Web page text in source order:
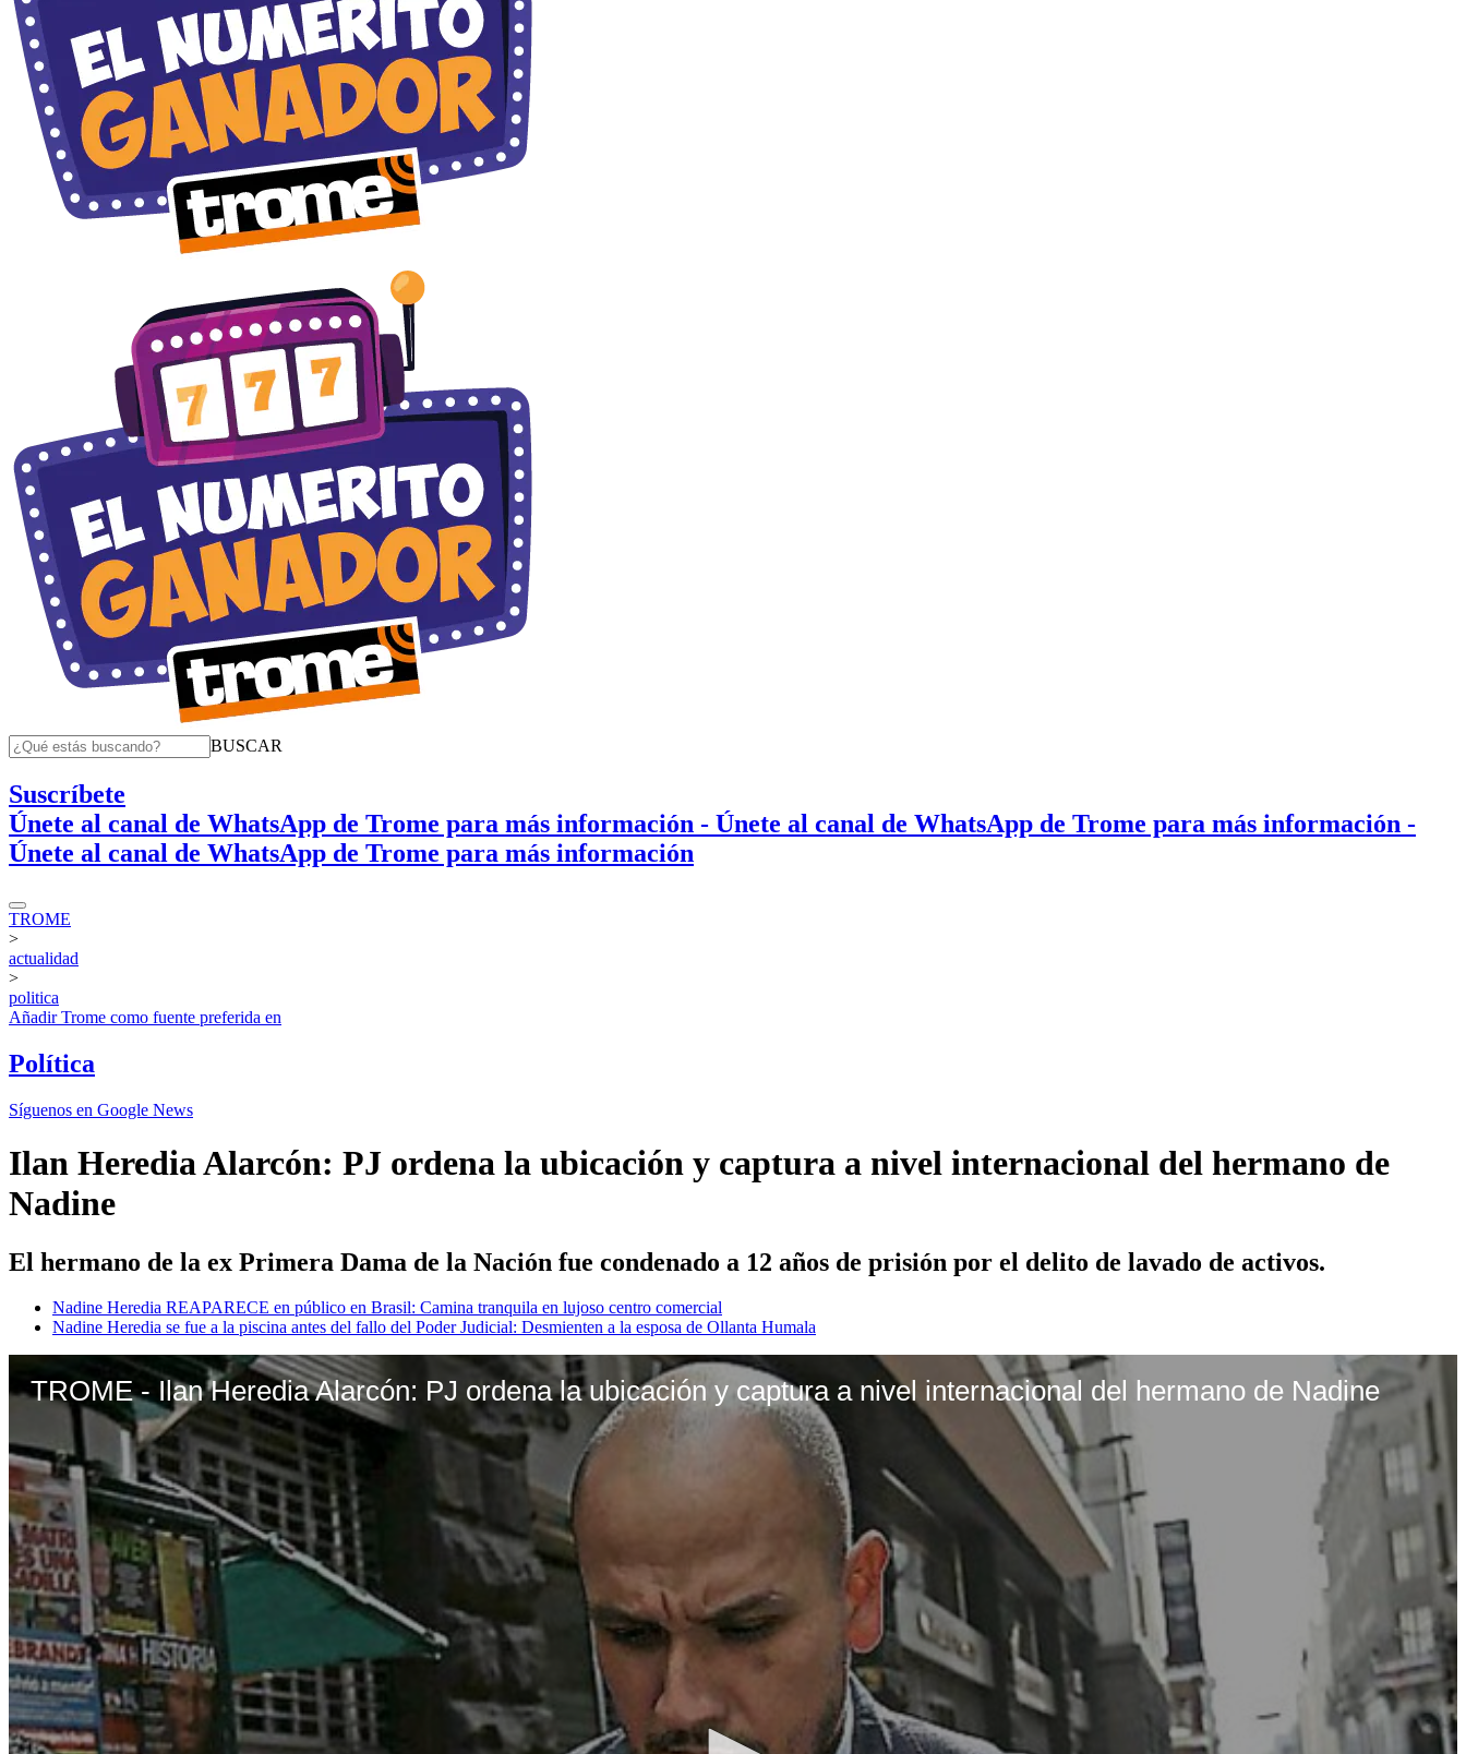
BUSCAR
Suscríbete
Únete al canal de WhatsApp de Trome para más información - Únete al canal de WhatsApp de Trome para más información -
Únete al canal de WhatsApp de Trome para más información
TROME
>
actualidad
>
politica
AñadirTrome como fuente preferida en
Política
Síguenos en Google News
Ilan Heredia Alarcón: PJ ordena la ubicación y captura a nivel internacional del hermano de
Nadine
El hermano de la ex Primera Dama de la Nación fue condenado a 12 años de prisión por el delito de lavado de activos.
Nadine Heredia REAPARECE en público en Brasil: Camina tranquila en lujoso centro comercial
Nadine Heredia se fue a la piscina antes del fallo del Poder Judicial: Desmienten a la esposa de Ollanta Humala
TROME - Ilan Heredia Alarcón: PJ ordena la ubicación y captura a nivel internacional del hermano de Nadine